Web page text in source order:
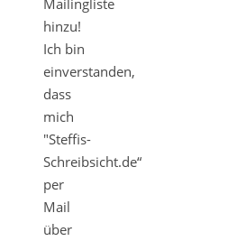
hinzu!
Ich bin
einverstanden,
dass
mich
"Steffis-
Schreibsicht.de“
per
Mail
über